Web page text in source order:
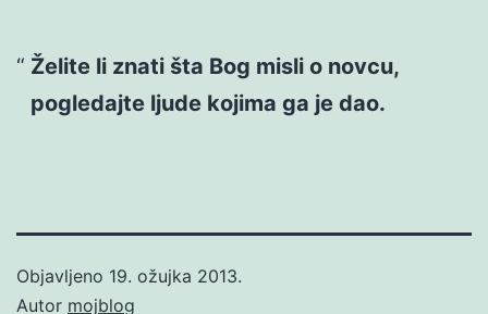
Želite li znati šta Bog misli o novcu,
pogledajte ljude kojima ga je dao.
Objavljeno 19. ožujka 2013.
Autor mojblog